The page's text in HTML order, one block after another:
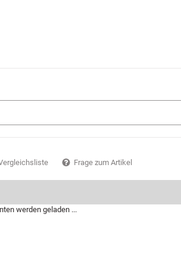
werden geladen ...
Frage zum Artikel